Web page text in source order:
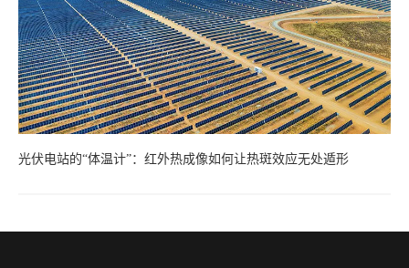
光伏电站的“体温计”：红外热成像如何让热斑效应无处遁形